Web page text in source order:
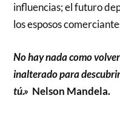
influencias; el futuro
los esposos
No hay nada como
inalterado para
tú.» Nelson Mandela.